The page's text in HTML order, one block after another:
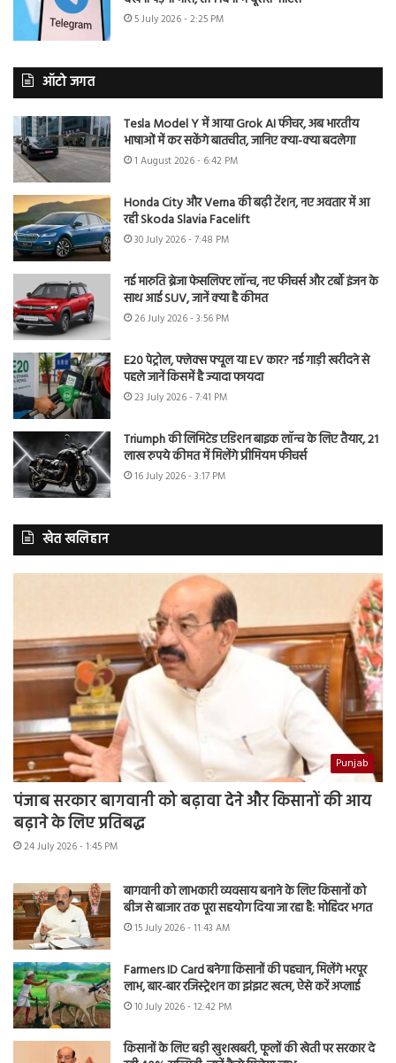
5 July 2026 - 2:25 PM
ऑटो जगत
Tesla Model Y में आया Grok AI फीचर, अब भारतीय
भाषाओं में कर सकेंगे बातचीत, जानिए क्या-क्या बदलेगा
1 August 2026 - 6:42 PM
Honda City और Verna की बढ़ी टेंशन, नए अवतार में आ
रही Skoda Slavia Facelift
30 July 2026 - 7:48 PM
नई मारुति ब्रेजा फेसलिफ्ट लॉन्च, नए फीचर्स और टर्बो इंजन के
साथ आई SUV, जानें क्या है कीमत
26 July 2026 - 3:56 PM
E20 पेट्रोल, फ्लेक्स फ्यूल या EV कार? नई गाड़ी खरीदने से
पहले जानें किसमें है ज्यादा फायदा
23 July 2026 - 7:41 PM
Triumph की लिमिटेड एडिशन बाइक लॉन्च के लिए तैयार, 21
लाख रुपये कीमत में मिलेंगे प्रीमियम फीचर्स
16 July 2026 - 3:17 PM
खेत खलिहान
Punjab
पंजाब सरकार बागवानी को बढ़ावा देने और किसानों की आय
बढ़ाने के लिए प्रतिबद्ध
24 July 2026 - 1:45 PM
बागवानी को लाभकारी व्यवसाय बनाने के लिए किसानों को
बीज से बाजार तक पूरा सहयोग दिया जा रहा है: मोहिंदर भगत
15 July 2026 - 11:43 AM
Farmers ID Card बनेगा किसानों की पहचान, मिलेंगे भरपूर
लाभ, बार-बार रजिस्ट्रेशन का झंझट खत्म, ऐसे करें अप्लाई
10 July 2026 - 12:42 PM
किसानों के लिए बड़ी खुशखबरी, फूलों की खेती पर सरकार दे